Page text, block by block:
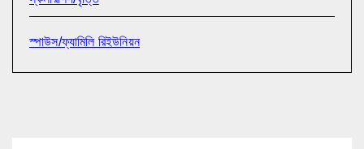
স্পাউস/ফ্যামিলি রিইউনিয়ন